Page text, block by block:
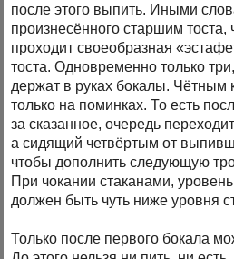
после этого выпить. Иными
произнесённого старшим тоста,
проходит своеобразная
тоста. Одновременно только
держат в руках бокалы. Чётным
только на поминках. То есть
за сказанное, очередь
а сидящий четвёртым от
чтобы дополнить следующую
При чокании стаканами,
должен быть чуть ниже уровня
Только после первого бокала